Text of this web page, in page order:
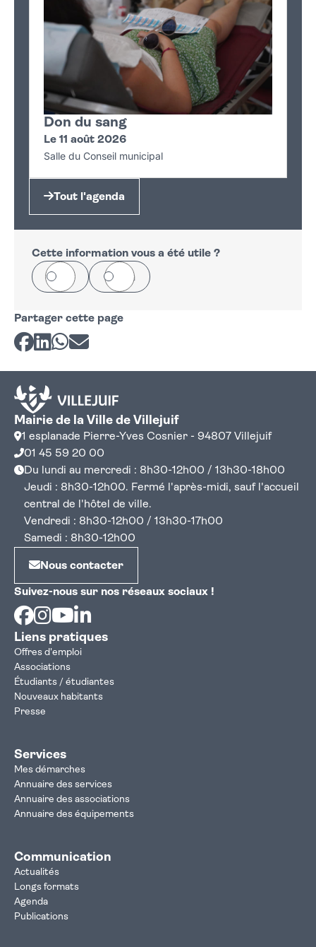
Don du sang
Le 11 août 2026
Salle du Conseil municipal
Tout l'agenda
Cette information vous a été utile ?
Oui Non
Partager cette page
Partager sur Facebook
Partager sur LinkedIn
Partager sur Whatsapp
Partager par courriel
Mairie de la Ville de Villejuif
1 esplanade Pierre-Yves Cosnier - 94807 Villejuif
01 45 59 20 00
Du lundi au mercredi : 8h30-12h00 / 13h30-18h00
Jeudi : 8h30-12h00. Fermé l'après-midi, sauf l'accueil
central de l'hôtel de ville.
Vendredi : 8h30-12h00 / 13h30-17h00
Samedi : 8h30-12h00
Nous contacter
Suivez-nous sur nos réseaux sociaux !
Facebook
Instagram
Youtube
Liens pratiques
Offres d'emploi
Associations
Étudiants / étudiantes
Nouveaux habitants
Presse
Services
Mes démarches
Annuaire des services
Annuaire des associations
Annuaire des équipements
Communication
Actualités
Longs formats
Agenda
Publications